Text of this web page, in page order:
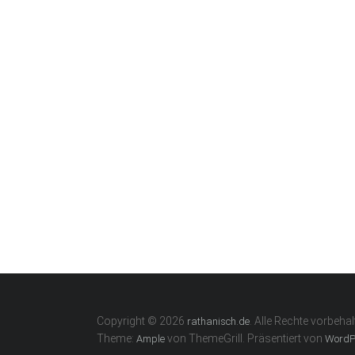
Copyright © 2026 rathanisch.de . Alle Rechte
Theme: Ample von ThemeGrill. Präsentiert von